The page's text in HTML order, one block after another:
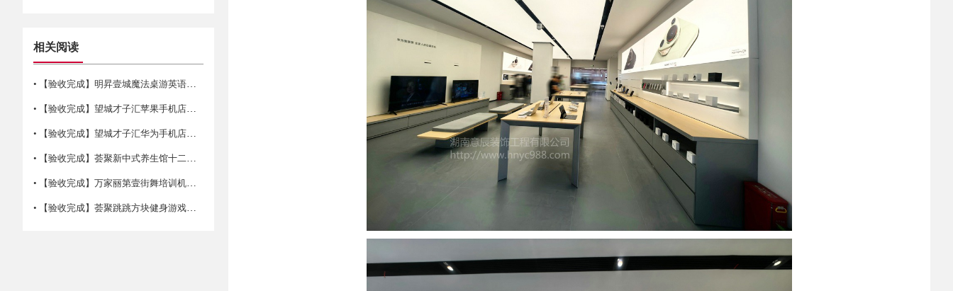
相关阅读
• 【验收完成】明昇壹城魔法桌游英语培训装修竣工完成
• 【验收完成】望城才子汇苹果手机店装修竣工完成
• 【验收完成】望城才子汇华为手机店装修竣工完成
• 【验收完成】荟聚新中式养生馆十二集店铺装修竣工完成
• 【验收完成】万家丽第壹街舞培训机构装修竣工完成
• 【验收完成】荟聚跳跳方块健身游戏店铺装修竣工完成